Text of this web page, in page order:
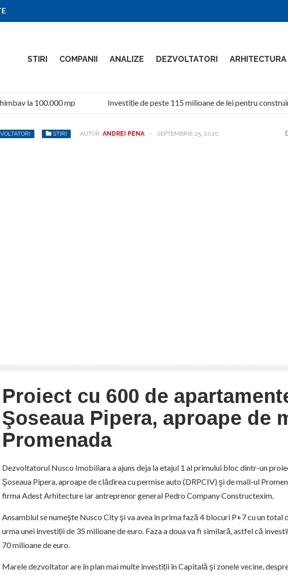
STIRI COMPANII ANALIZE DEZVOLTATORI ARHITECTURA
la 100.000 mp Investiție de peste 115 milioane de lei pentru
STIRI AUTOR: ANDREI PENA - SEPTEMBRIE 25, 2020
Proiect cu 600 de
Şoseaua Pipera, aproape de
Promenada
Dezvoltatorul Nusco Imobiliara a ajuns deja la etajul 1 al primului bloc dintr-un
Şoseaua Pipera, aproape de clădirea cu permise auto (DRPCIV) şi de mall-ul
firma Adest Arhitecture iar antreprenor general Pedro Company Constructexim.
Ansamblul se numeşte Nusco City şi va avea în prima fază 4 blocuri P+7 cu un total
urma unei investiții de 35 milioane de euro. Faza a doua va fi similară, astfel că
70 milioane de euro.
Marele dezvoltator are în plan mai multe investiții în Capitală şi zonele vecine,